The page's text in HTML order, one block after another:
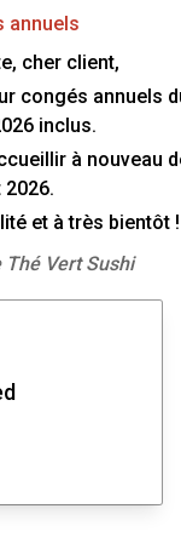
annuels
cher client,
congés annuels
inclus.
à nouveau
2026.
et à très bientôt !
Vert Sushi